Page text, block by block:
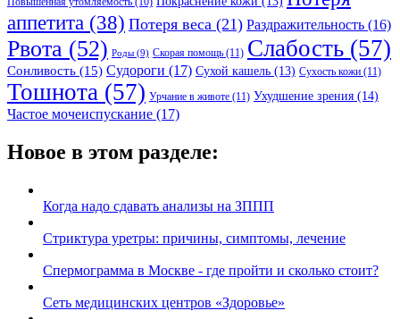
аппетита (38) Потеря веса (21) Раздражительность (16)
Рвота (52) Роды (9) Скорая помощь (11) Слабость (57)
Сонливость (15) Судороги (17) Сухой кашель (13) Сухость кожи (11)
Тошнота (57) Урчание в животе (11) Ухудшение зрения (14)
Частое мочеиспускание (17)
Новое в этом разделе:
Когда надо сдавать анализы на ЗППП
Стриктура уретры: причины, симптомы, лечение
Спермограмма в Москве - где пройти и сколько стоит?
Сеть медицинских центров «Здоровье»